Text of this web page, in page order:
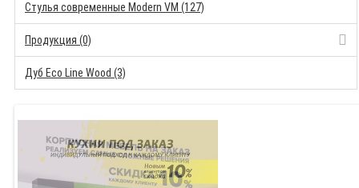
Стулья современные Modern VM (127)
Продукция (0)
Дуб Eco Line Wood (3)